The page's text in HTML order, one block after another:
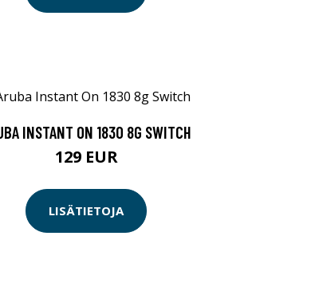
INSTANT ON 1830 8G SWITCH
129 EUR
LISÄTIETOJA